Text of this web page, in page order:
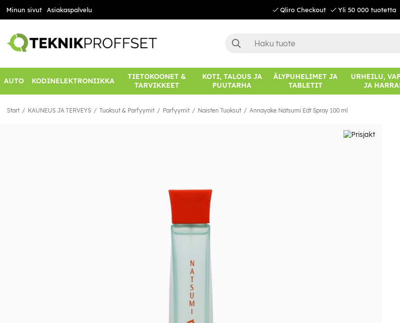
Minun sivut Asiakaspalvelu Qliro Checkout Yli 50 000 tuotetta
AUTO KODINELEKTRONIIKKA
TIETOKOONET &
TARVIKKEET
KOTI, TALOUS JA
PUUTARHA
ÄLYPUHELIMET JA
TABLETIT
URHEILU,
JA
Start KAUNEUS JA TERVEYS Tuoksut & Parfyymit Parfyymit Naisten Tuoksut Annayake Natsumi Edt Spray 100 ml